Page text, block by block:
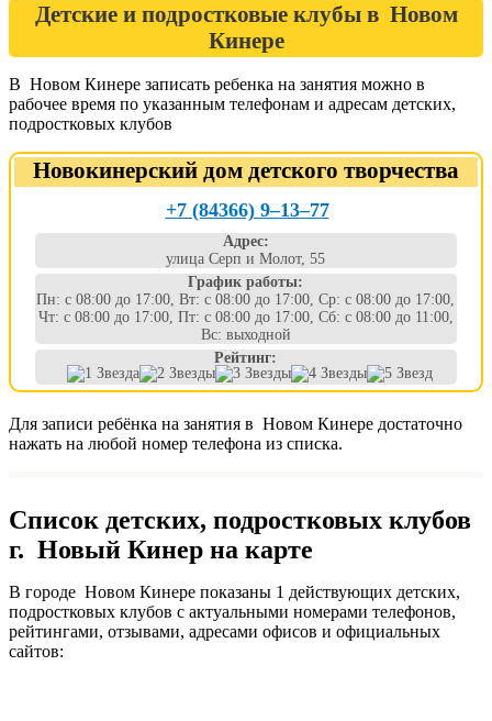
Детские и подростковые клубы в Новом
Кинере
В Новом Кинере записать ребенка на занятия можно в
рабочее время по указанным телефонам и адресам детских,
подростковых клубов
Новокинерский дом детского творчества
+7 (84366) 9‒13‒77
Адрес:
улица Серп и Молот, 55
График работы:
Пн: с 08:00 до 17:00, Вт: с 08:00 до 17:00, Ср: с 08:00 до 17:00,
Чт: с 08:00 до 17:00, Пт: с 08:00 до 17:00, Сб: с 08:00 до 11:00,
Вс: выходной
Рейтинг:
Для записи ребёнка на занятия в Новом Кинере достаточно
нажать на любой номер телефона из списка.
Список детских, подростковых клубов
г. Новый Кинер на карте
В городе Новом Кинере показаны 1 действующих детских,
подростковых клубов с актуальными номерами телефонов,
рейтингами, отзывами, адресами офисов и официальных
сайтов: